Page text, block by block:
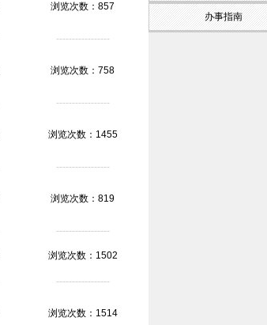
办事指南
浏览次数：857
-----------------
浏览次数：758
-----------------
浏览次数：1455
-----------------
浏览次数：819
-----------------
浏览次数：1502
-----------------
浏览次数：1514